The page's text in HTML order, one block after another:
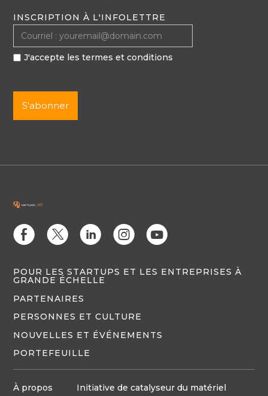
INSCRIPTION À L'INFOLETTRE
J'accepte les termes et conditions
E D C Q M
POUR LES STARTUPS ET LES ENTREPRISES À
GRANDE ÉCHELLE
PARTENAIRES
PERSONNES ET CULTURE
NOUVELLES ET ÉVÉNEMENTS
PORTEFEUILLE
À propos Initiative de catalyseur du matériel